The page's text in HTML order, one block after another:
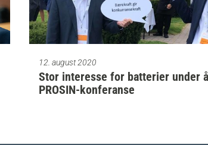
12. august 2020
Stor interesse for batterier under
PROSIN-konferanse